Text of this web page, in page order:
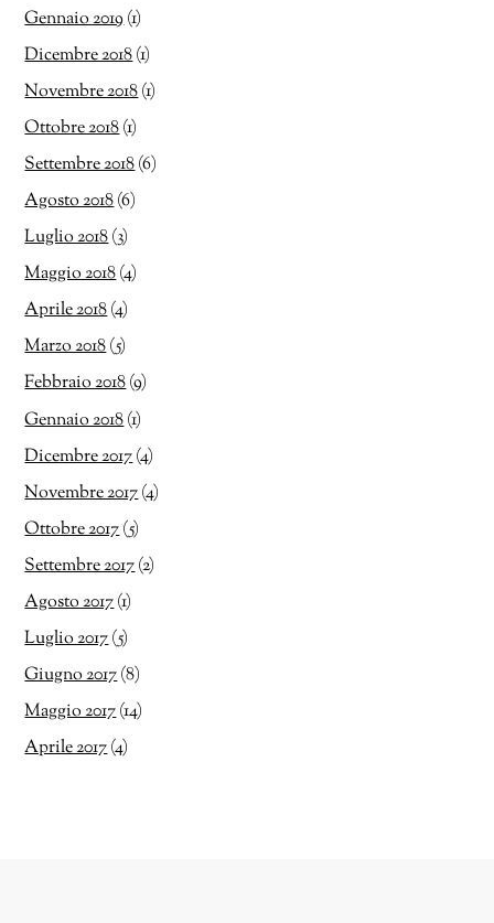
Gennaio 2019(1)
Dicembre 2018(1)
Novembre 2018(1)
Ottobre 2018(1)
Settembre 2018(6)
Agosto 2018(6)
Luglio 2018(3)
Maggio 2018(4)
Aprile 2018(4)
Marzo 2018(5)
Febbraio 2018(9)
Gennaio 2018(1)
Dicembre 2017(4)
Novembre 2017(4)
Ottobre 2017(5)
Settembre 2017(2)
Agosto 2017(1)
Luglio 2017(5)
Giugno 2017(8)
Maggio 2017(14)
Aprile 2017(4)